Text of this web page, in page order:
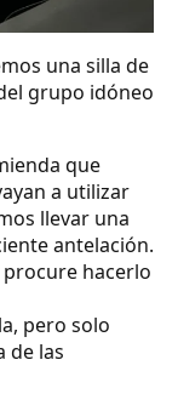
una silla de
grupo idóneo
que
a utilizar
llevar una
antelación.
hacerlo
pero solo
de las